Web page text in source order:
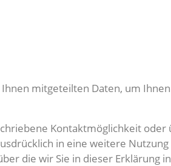
mitgeteilten Daten, um
Kontaktmöglichkeit
in eine weitere
die wir Sie in dieser Erklärung